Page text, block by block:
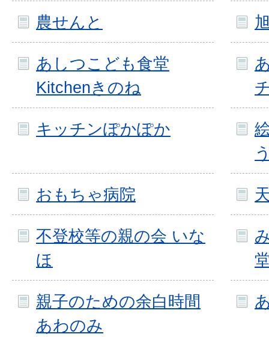
農せんと
あしつこども食堂
Kitchenきのね
キッチンぽかぽか
おもちゃ病院
不登校等の親の会 いな
ほ
親子のための余白時間
あわのみ